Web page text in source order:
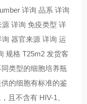
详询 品系 详询
详询 免疫类型 详
器官来源 详询 运
规格 T25m2 发货客
类型的细胞培养瓶
的细胞有标准的鉴
且不含有 HIV-1、